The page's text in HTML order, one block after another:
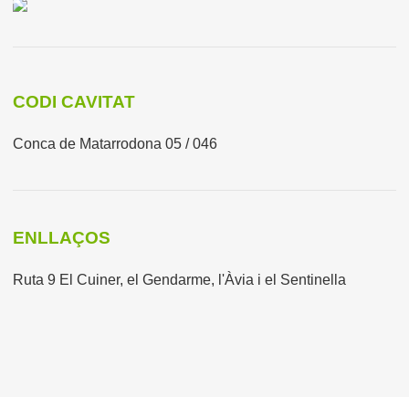
CODI CAVITAT
Conca de Matarrodona 05 / 046
ENLLAÇOS
Ruta 9 El Cuiner, el Gendarme, l'Àvia i el Sentinella